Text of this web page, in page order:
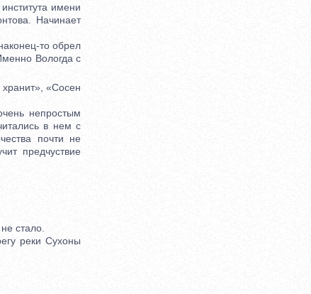
имени
Начинает
то обрел
Вологда с
«Сосен
непростым
в нем с
почти не
предчуствие
стало.
реки Сухоны